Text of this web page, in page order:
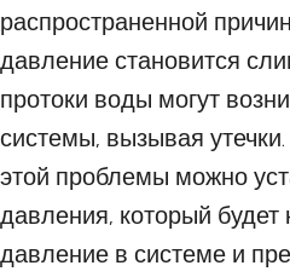
распространенной
давление становится
протоки воды могут
системы, вызывая
этой проблемы можно
давления, который будет
давление в системе и